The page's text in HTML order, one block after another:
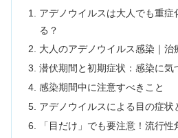
アデノウイルスは大人でも重症
る？
大人のアデノウイルス感染｜治
潜伏期間と初期症状：感染に気
感染期間中に注意すべきこと
アデノウイルスによる目の症状
「目だけ」でも要注意！流行